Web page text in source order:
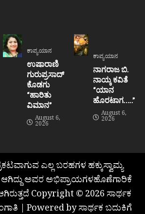
ಕಾವ್ಯಯಾನ
ಉಷಾರಾಣಿ
ಗುರುಪ್ರಸಾದ್
ಕೊಡಗು
“ಹಾರಿತು
ವಿಮಾನ”
August 6,
2026
ಕಾವ್ಯಯಾನ
ನಾಗರಾಜ ಬಿ.
ನಾಯ್ಕ ಕವಿತೆ
“ಯಾನ
ಹೊರಟಾಗ…..”
August 6,
2026
ಎಲ್ಲ ಬರಹಗಳ ಹಕ್ಕುಸ್ವಾಮ್ಯ
ಅವರ ಅಭಿಪ್ರಾಯಗಳಹೊಣೆಗಾರಿಕೆ
Copyright © 2026 ಸಾರ್ಥಕ
| Powered by ಸಾರ್ಥಕ ಬದುಕಿಗೆ